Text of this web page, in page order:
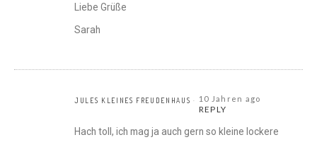
Liebe Grüße
Sarah
JULES KLEINES FREUDENHAUS 10 Jahren ago
REPLY
Hach toll, ich mag ja auch gern so kleine lockere